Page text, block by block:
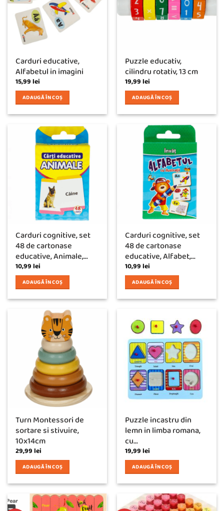
Carduri educative,
Alfabetul in imagini
15,99lei
ADAUGĂ ÎN COȘ
Puzzle educativ,
cilindru rotativ, 13 cm
19,99lei
ADAUGĂ ÎN COȘ
Carduri cognitive, set
48 de cartonase
educative, Animale,...
10,99lei
ADAUGĂ ÎN COȘ
Carduri cognitive, set
48 de cartonase
educative, Alfabet,...
10,99lei
ADAUGĂ ÎN COȘ
Turn Montessori de
sortare si stivuire,
10x14cm
29,99lei
ADAUGĂ ÎN COȘ
Puzzle incastru din
lemn in limba romana,
cu...
19,99lei
ADAUGĂ ÎN COȘ